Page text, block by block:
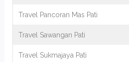
Travel Pancoran Mas Pati
Travel Sawangan Pati
Travel Sukmajaya Pati